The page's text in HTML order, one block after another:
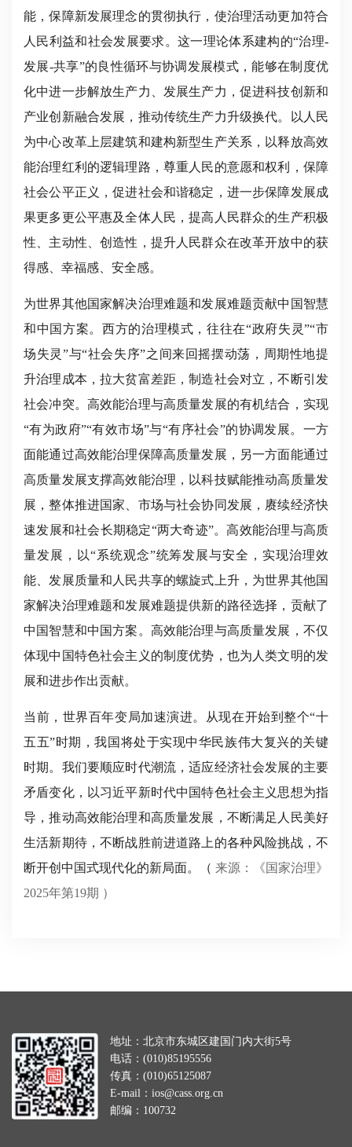
能，保障新发展理念的贯彻执行，使治理活动更加符合
人民利益和社会发展要求。这一理论体系建构的“治理-
发展-共享”的良性循环与协调发展模式，能够在制度优
化中进一步解放生产力、发展生产力，促进科技创新和
产业创新融合发展，推动传统生产力升级换代。以人民
为中心改革上层建筑和建构新型生产关系，以释放高效
能治理红利的逻辑理路，尊重人民的意愿和权利，保障
社会公平正义，促进社会和谐稳定，进一步保障发展成
果更多更公平惠及全体人民，提高人民群众的生产积极
性、主动性、创造性，提升人民群众在改革开放中的获
得感、幸福感、安全感。
为世界其他国家解决治理难题和发展难题贡献中国智慧
和中国方案。西方的治理模式，往往在“政府失灵”“市
场失灵”与“社会失序”之间来回摇摆动荡，周期性地提
升治理成本，拉大贫富差距，制造社会对立，不断引发
社会冲突。高效能治理与高质量发展的有机结合，实现
“有为政府”“有效市场”与“有序社会”的协调发展。一方
面能通过高效能治理保障高质量发展，另一方面能通过
高质量发展支撑高效能治理，以科技赋能推动高质量发
展，整体推进国家、市场与社会协同发展，赓续经济快
速发展和社会长期稳定“两大奇迹”。高效能治理与高质
量发展，以“系统观念”统筹发展与安全，实现治理效
能、发展质量和人民共享的螺旋式上升，为世界其他国
家解决治理难题和发展难题提供新的路径选择，贡献了
中国智慧和中国方案。高效能治理与高质量发展，不仅
体现中国特色社会主义的制度优势，也为人类文明的发
展和进步作出贡献。
当前，世界百年变局加速演进。从现在开始到整个“十
五五”时期，我国将处于实现中华民族伟大复兴的关键
时期。我们要顺应时代潮流，适应经济社会发展的主要
矛盾变化，以习近平新时代中国特色社会主义思想为指
导，推动高效能治理和高质量发展，不断满足人民美好
生活新期待，不断战胜前进道路上的各种风险挑战，不
断开创中国式现代化的新局面。（ 来源：《国家治理》
2025年第19期 ）
地址：北京市东城区建国门内大街5号
电话：(010)85195556
传真：(010)65125087
E-mail：ios@cass.org.cn
邮编：100732